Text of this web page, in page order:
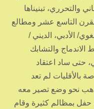
والتحرري، تبنيناها
التاسع عشر ومطالع
الأدبي، الديني /
والتشابك
حتى ساد اعتقاد
بالأقليات لم تعد
وتذهب نحو وضع تصير معه
حفل بمظالم كثيرة وقام